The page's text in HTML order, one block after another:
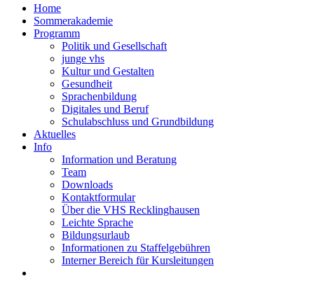
Home
Sommerakademie
Programm
Politik und Gesellschaft
junge vhs
Kultur und Gestalten
Gesundheit
Sprachenbildung
Digitales und Beruf
Schulabschluss und Grundbildung
Aktuelles
Info
Information und Beratung
Team
Downloads
Kontaktformular
Über die VHS Recklinghausen
Leichte Sprache
Bildungsurlaub
Informationen zu Staffelgebühren
Interner Bereich für Kursleitungen